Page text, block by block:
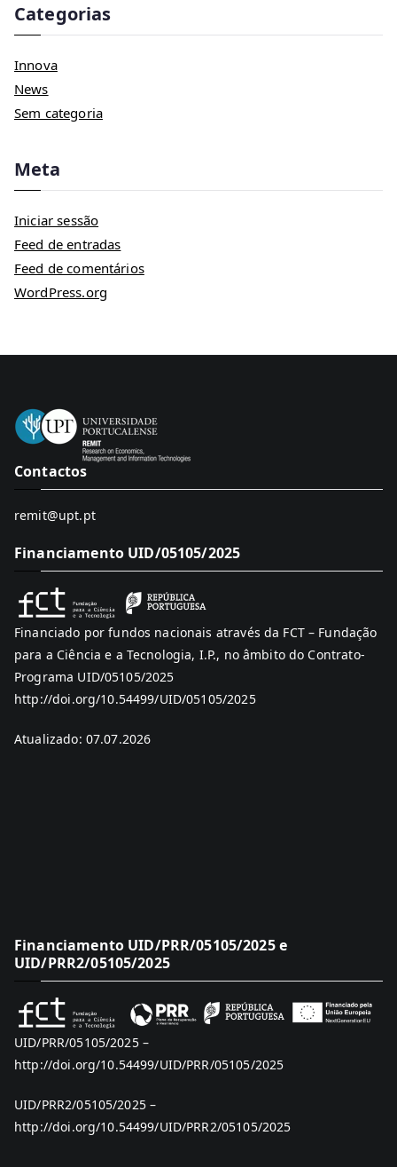
Categorias
Innova
News
Sem categoria
Meta
Iniciar sessão
Feed de entradas
Feed de comentários
WordPress.org
Contactos
remit@upt.pt
Financiamento UID/05105/2025
Financiado por fundos nacionais através da FCT – Fundação
para a Ciência e a Tecnologia, I.P., no âmbito do Contrato-
Programa UID/05105/2025
http://doi.org/10.54499/UID/05105/2025
Atualizado: 07.07.2026
Financiamento UID/PRR/05105/2025 e
UID/PRR2/05105/2025
UID/PRR/05105/2025 –
http://doi.org/10.54499/UID/PRR/05105/2025
UID/PRR2/05105/2025 –
http://doi.org/10.54499/UID/PRR2/05105/2025